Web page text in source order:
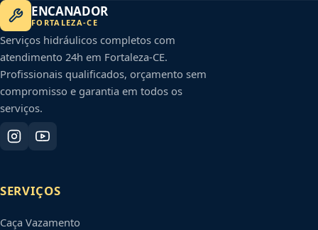
ENCANADOR
FORTALEZA-CE
Serviços hidráulicos completos com
atendimento 24h em Fortaleza-CE.
Profissionais qualificados, orçamento sem
compromisso e garantia em todos os
serviços.
SERVIÇOS
Caça Vazamento